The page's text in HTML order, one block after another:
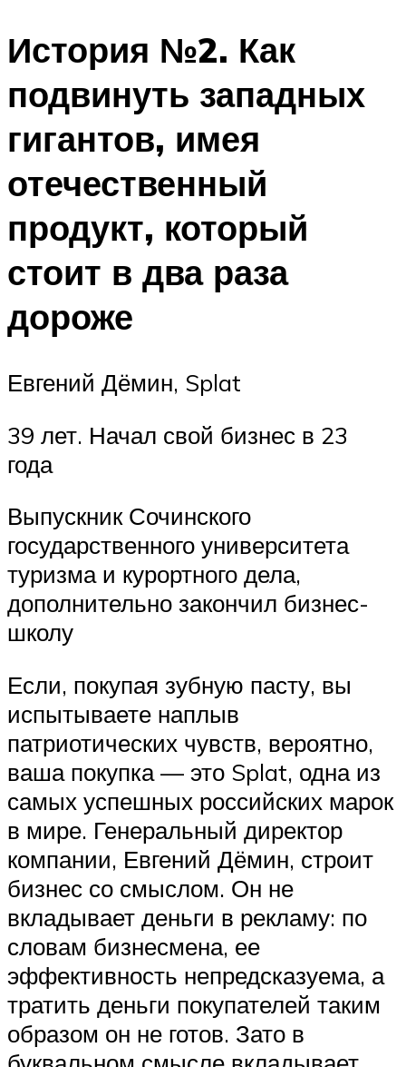
История №2. Как
подвинуть западных
гигантов, имея
отечественный
продукт, который
стоит в два раза
дороже
Евгений Дёмин, Splat
39 лет. Начал свой бизнес в 23
года
Выпускник Сочинского
государственного университета
туризма и курортного дела,
дополнительно закончил бизнес-
школу
Если, покупая зубную пасту, вы
испытываете наплыв
патриотических чувств, вероятно,
ваша покупка — это Splat, одна из
самых успешных российских марок
в мире. Генеральный директор
компании, Евгений Дёмин, строит
бизнес со смыслом. Он не
вкладывает деньги в рекламу: по
словам бизнесмена, ее
эффективность непредсказуема, а
тратить деньги покупателей таким
образом он не готов. Зато в